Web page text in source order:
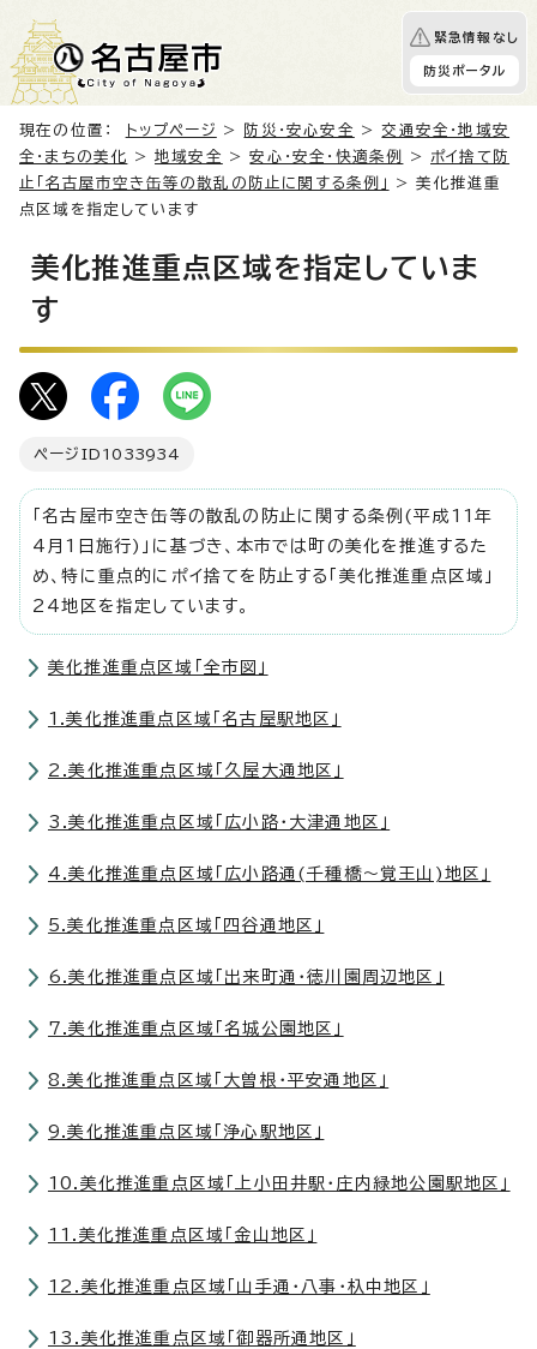
緊急情報なし
防災ポータル
現在の位置： トップページ > 防災・安心安全 >交通安全・地域安
全・まちの美化
>地域安全 >安心・安全・快適条例 > ポイ捨て防
止「名古屋市空き缶等の散乱の防止に関する条例」
> 美化推進重
点区域を指定しています
美化推進重点区域を指定していま
す
ページID 1033934
「名古屋市空き缶等の散乱の防止に関する条例(平成11年
4月1日施行)」に基づき、本市では町の美化を推進するた
め、特に重点的にポイ捨てを防止する「美化推進重点区域」
24地区を指定しています。
美化推進重点区域「全市図」
1.美化推進重点区域「名古屋駅地区」
2.美化推進重点区域「久屋大通地区」
3.美化推進重点区域「広小路・大津通地区」
4.美化推進重点区域「広小路通(千種橋～覚王山)地区」
5.美化推進重点区域「四谷通地区」
6.美化推進重点区域「出来町通・徳川園周辺地区」
7.美化推進重点区域「名城公園地区」
8.美化推進重点区域「大曽根・平安通地区」
9.美化推進重点区域「浄心駅地区」
10.美化推進重点区域「上小田井駅・庄内緑地公園駅地区」
11.美化推進重点区域「金山地区」
12.美化推進重点区域「山手通・八事・杁中地区」
13.美化推進重点区域「御器所通地区」